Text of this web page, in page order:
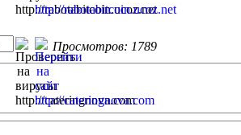
Просмотров: 1789